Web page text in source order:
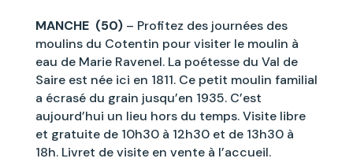
MANCHE (50)– Profitez des journées des
moulins du Cotentin pour visiter le moulin à
eau de Marie Ravenel. La poétesse du Val de
Saire est née ici en 1811. Ce petit moulin familial
a écrasé du grain jusqu’en 1935. C’est
aujourd’hui un lieu hors du temps.Visite libre
et gratuite de 10h30 à 12h30 et de 13h30 à
18h. Livret de visite en vente à l’accueil.